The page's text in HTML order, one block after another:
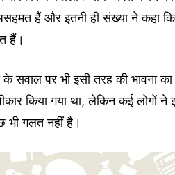
हैं और इतनी ही संख्या ने कहा
हैं।
के सवाल पर भी इसी तरह की भावना
किया गया था, लेकिन कई लोगों ने
भी गलत नहीं है।